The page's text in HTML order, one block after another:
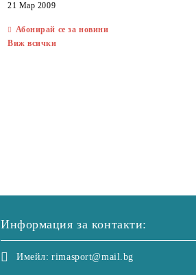
21 Мар 2009
Абонирай се за новини
Виж всички
Информация за контакти:
Имейл: rimasport@mail.bg